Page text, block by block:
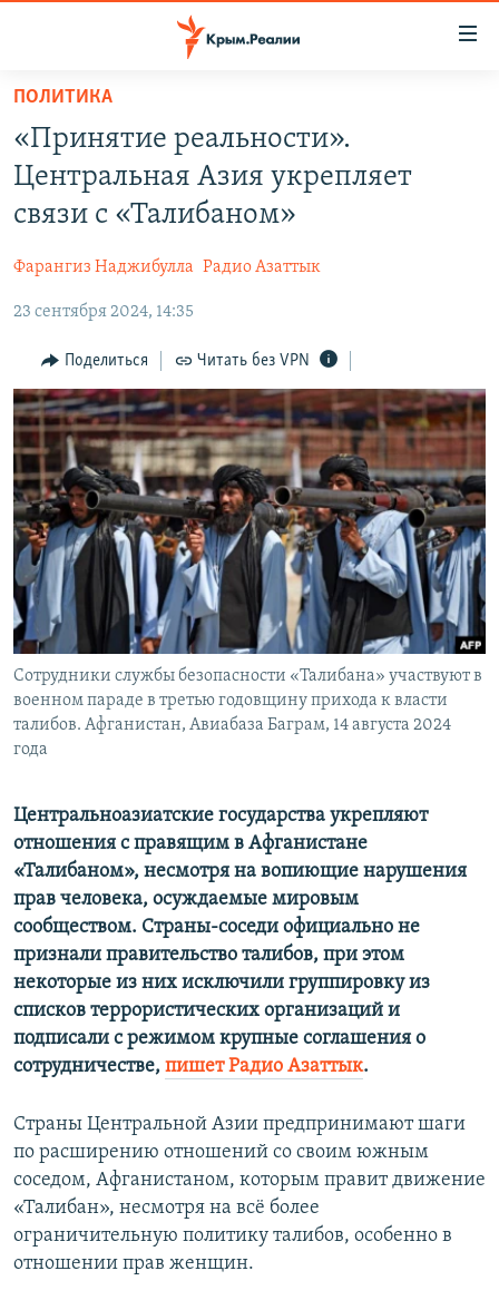
Вернуться
основному
содержанию
главной
навигации
Вернутся
поиску
СПЕЦПРОЕКТЫ
11 ЛЕТ ОККУПАЦИИ КРЫМА. 11 ИСТОРИЙ СОПРОТИВЛЕНИЯ
ЕЩЕ
ИНТЕРАКТИВ
ИНФОГРАФИКА
ТЕЛЕПРОЕКТ КРЫМ.РЕАЛИИ
СОВЕТЫ ПРАВОЗАЩИТНИКОВ
ПРОПАВШИЕ БЕЗ ВЕСТИ
ПОБЕДИТЕЛЕЙ НЕ СУДЯТ?
КРЫМ.НЕПОКОРЕННЫЙ
ELIFBE
УКРАИНСКАЯ ПРОБЛЕМА КРЫМА
РАДІО СВОБОДА
КАК ОБОЙТИ БЛОКИРОВКУ
Українською
Qırımtatar
ПРИСОЕДИНЯЙТЕСЬ!
Все сайты RFE/RL
ПОЛИТИКА
«Принятие реальности».
Центральная Азия укрепляет
связи с «Талибаном»
Фарангиз Наджибулла Радио Азаттык
23 сентября 2024, 14:35
Поделиться Читать без VPN
Сотрудники службы безопасности «Талибана» участвуют в
военном параде в третью годовщину прихода к власти
талибов. Афганистан, Авиабаза Баграм, 14 августа 2024
года
Центральноазиатские государства укрепляют
отношения с правящим в Афганистане
«Талибаном», несмотря на вопиющие нарушения
прав человека, осуждаемые мировым
сообществом. Страны-соседи официально не
признали правительство талибов, при этом
некоторые из них исключили группировку из
списков террористических организаций и
подписали с режимом крупные соглашения о
сотрудничестве, пишет Радио Азаттык.
Страны Центральной Азии предпринимают шаги
по расширению отношений со своим южным
соседом, Афганистаном, которым правит движение
«Талибан», несмотря на всё более
ограничительную политику талибов, особенно в
отношении прав женщин.